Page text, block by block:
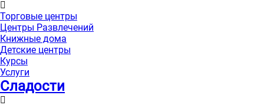
Торговые центры
Центры Развлечений
Книжные дома
Детские центры
Курсы
Услуги
Сладости